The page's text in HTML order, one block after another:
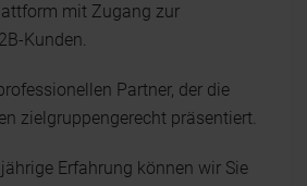
mit Zugang zur
Kunden.
Partner, der die
zielgruppengerecht präsentiert.
Erfahrung können wir Sie